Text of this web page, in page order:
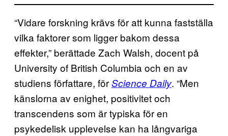
“Vidare forskning krävs för att kunna fastställa
vilka faktorer som ligger bakom dessa
effekter,” berättade Zach Walsh, docent på
University of British Columbia och en av
studiens författare, förScience Daily. “Men
känslorna av enighet, positivitet och
transcendens som är typiska för en
psykedelisk upplevelse kan ha långvariga